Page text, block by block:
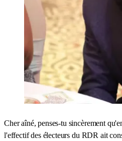
Cher aîné, penses-tu sincèrement
l'effectif des électeurs du RDR ait